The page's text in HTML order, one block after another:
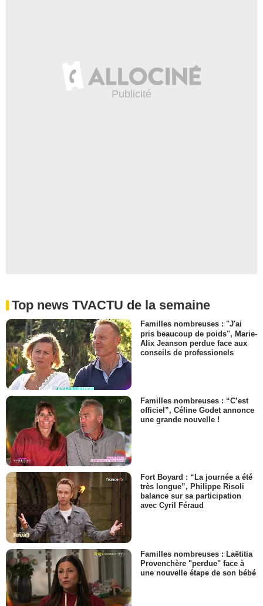
Top news TVACTU de la semaine
Familles nombreuses : "J'ai
pris beaucoup de poids", Marie-
Alix Jeanson perdue face aux
conseils de professionels
Familles nombreuses : “C’est
officiel”, Céline Godet annonce
une grande nouvelle !
Fort Boyard : “La journée a été
très longue”, Philippe Risoli
balance sur sa participation
avec Cyril Féraud
Familles nombreuses : Laëtitia
Provenchère "perdue" face à
une nouvelle étape de son bébé